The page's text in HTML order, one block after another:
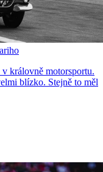
královně motorsportu.
blízko. Stejně to měl